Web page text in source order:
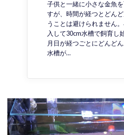
子供と一緒に小さな金魚
すが、時間が経つとどん
うことは避けられません
入して30cm水槽で飼育し
月日が経つごとにどんどん
水槽が…